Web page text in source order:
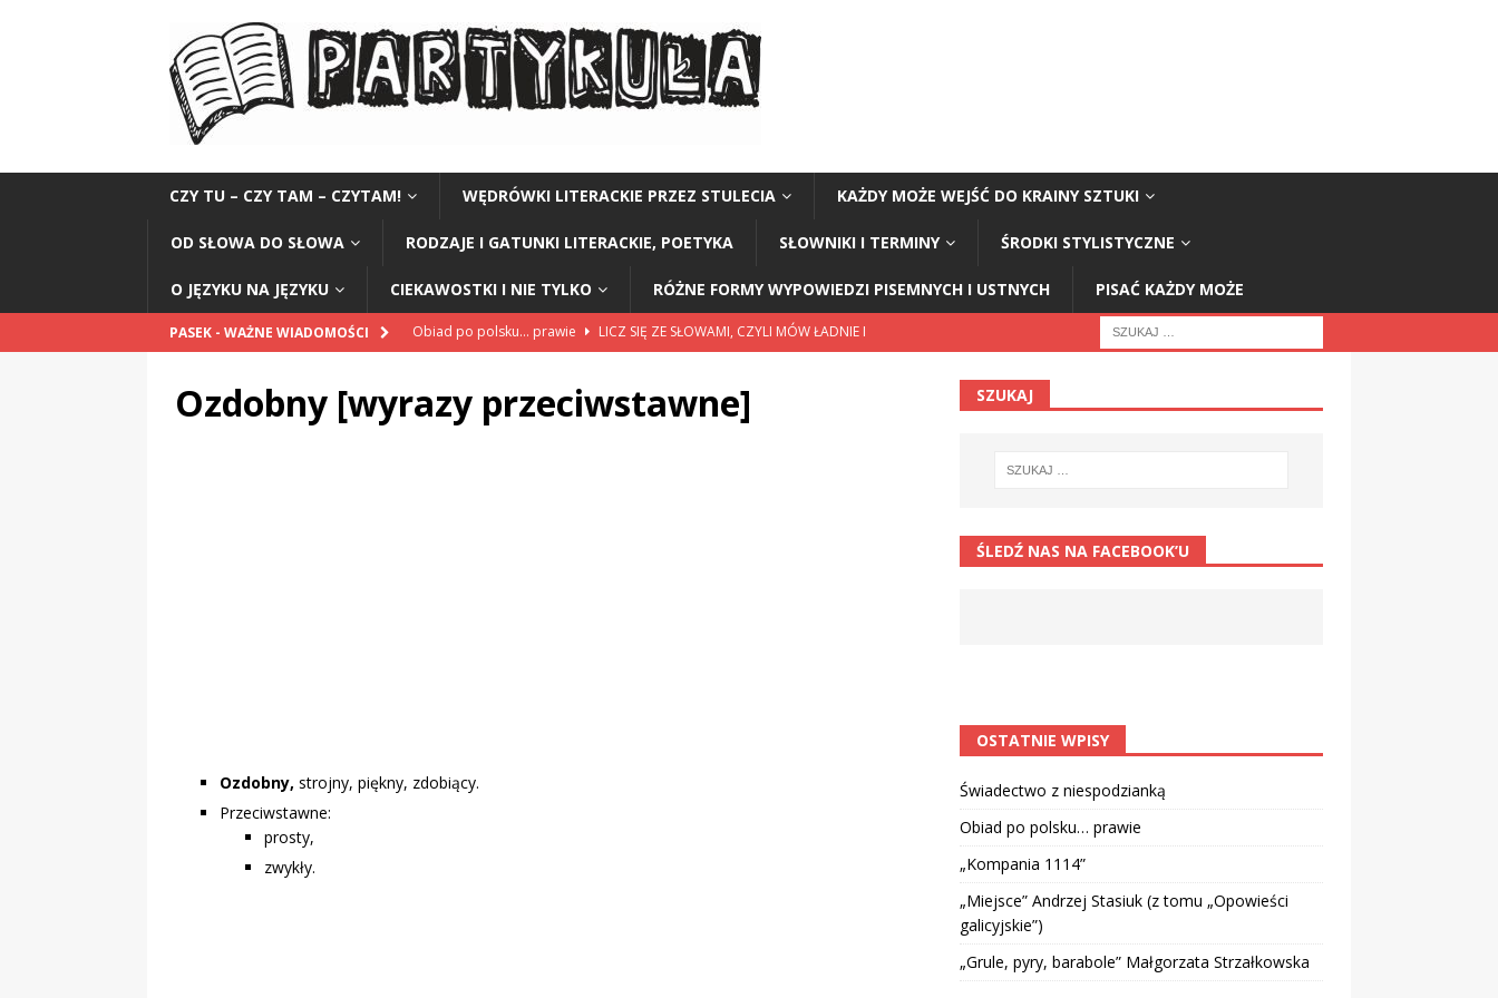
CZY TU – CZY TAM – CZYTAM! WĘDRÓWKI LITERACKIE PRZEZ STULECIA KAŻDY MOŻE WEJŚĆ DO KRAINY SZTUKI
OD SŁOWA DO SŁOWA RODZAJE I GATUNKI LITERACKIE, POETYKA SŁOWNIKI I TERMINY ŚRODKI STYLISTYCZNE
O JĘZYKU NA JĘZYKU CIEKAWOSTKI I NIE TYLKO RÓŻNE FORMY WYPOWIEDZI PISEMNYCH I USTNYCH PISAĆ KAŻDY MOŻE
PASEK - WAŻNE WIADOMOŚCI Obiad po polsku… prawie
LICZ SIĘ ZE SŁOWAMI, CZYLI MÓW ŁADNIE I
„Kompania 1114”
CZY TU - CZY TAM - CZYTAM!
Ozdobny [wyrazy przeciwstawne]
Ozdobny, strojny, piękny, zdobiący.
Przeciwstawne:
prosty,
zwykły.
SZUKAJ
ŚLEDŹ NAS NA FACEBOOK’U
OSTATNIE WPISY
Świadectwo z niespodzianką
Obiad po polsku… prawie
„Kompania 1114”
„Miejsce” Andrzej Stasiuk (z tomu „Opowieści
galicyjskie”)
„Grule, pyry, barabole” Małgorzata Strzałkowska